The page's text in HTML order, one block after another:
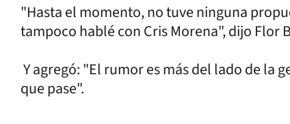
"Hasta el momento, no tuve ninguna
tampoco hablé con Cris Morena", dijo Flor
Y agregó: "El rumor es más del lado de la
que pase".